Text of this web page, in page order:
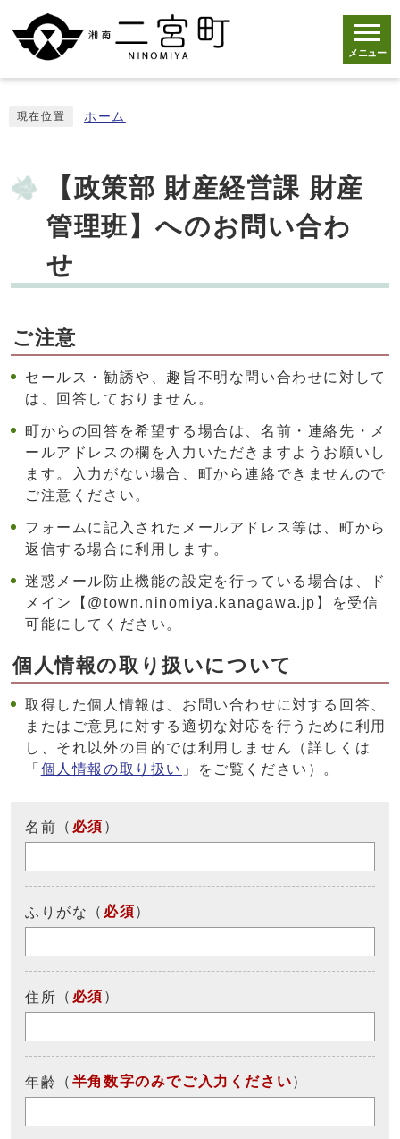
メニュー
現在位置 ホーム
【政策部 財産経営課 財産
管理班】へのお問い合わ
せ
ご注意
セールス・勧誘や、趣旨不明な問い合わせに対して
は、回答しておりません。
町からの回答を希望する場合は、名前・連絡先・メ
ールアドレスの欄を入力いただきますようお願いし
ます。入力がない場合、町から連絡できませんので
ご注意ください。
フォームに記入されたメールアドレス等は、町から
返信する場合に利用します。
迷惑メール防止機能の設定を行っている場合は、ド
メイン【@town.ninomiya.kanagawa.jp】を受信
可能にしてください。
個人情報の取り扱いについて
取得した個人情報は、お問い合わせに対する回答、
またはご意見に対する適切な対応を行うために利用
し、それ以外の目的では利用しません（詳しくは
「 個人情報の取り扱い 」をご覧ください）。
名前 （ 必須 ）
ふりがな （ 必須）
住所 （ 必須 ）
年齢 （ 半角数字のみでご入力ください）